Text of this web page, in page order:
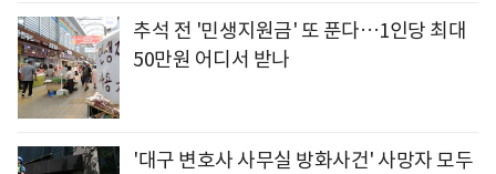
추석 전 '민생지원금' 또 푼다…1인당 최대
50만원 어디서 받나
'대구 변호사 사무실 방화사건' 사망자 모두